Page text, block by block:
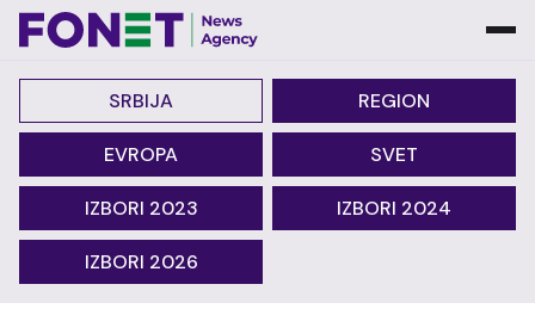
SRBIJA REGION
EVROPA SVET
IZBORI 2023 IZBORI 2024
IZBORI 2026